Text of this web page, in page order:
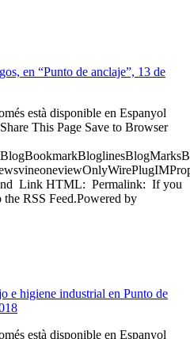
en “Punto de anclaje”, 13 de
està disponible en Espanyol
This Page Save to Browser
Link HTML: Permalink: If you
the RSS Feed.Powered by
e higiene industrial en Punto de
està disponible en Espanyol